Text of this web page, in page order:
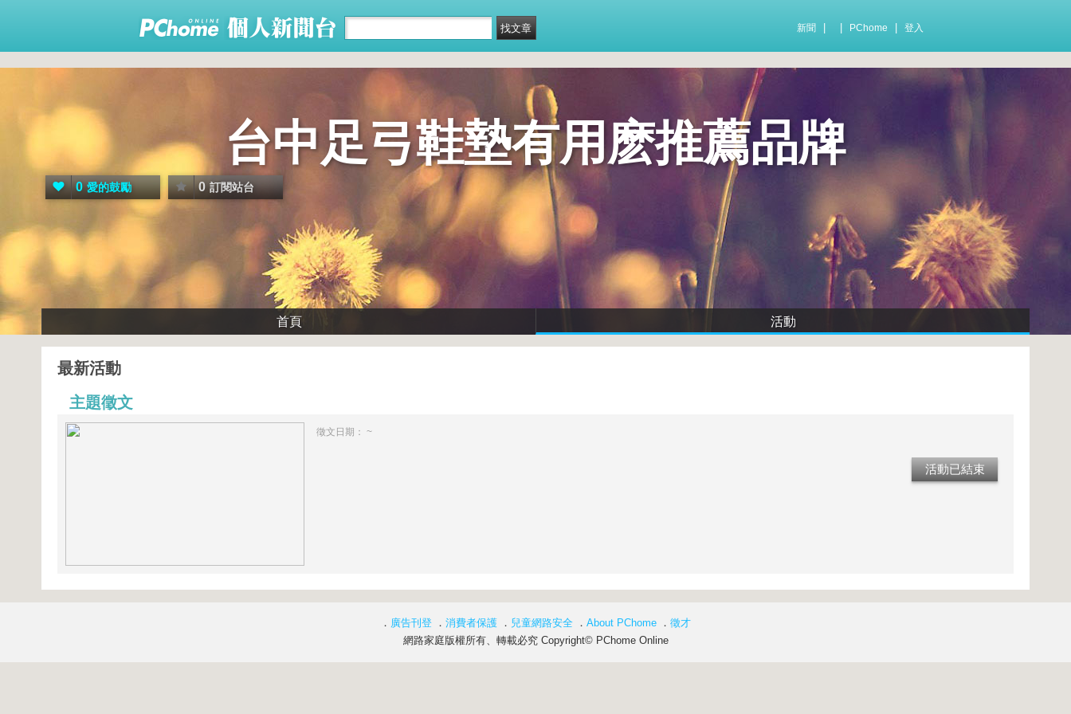
新聞 PChome 登入
台中足弓鞋墊有用麽推薦品牌
0 愛的鼓勵 0 訂閱站台
首頁 活動
最新活動
主題徵文
徵文日期： ~
活動已結束
． 廣告刊登 ． 消費者保護 ． 兒童網路安全 ． About PChome ． 徵才
網路家庭版權所有、轉載必究 Copyright© PChome Online